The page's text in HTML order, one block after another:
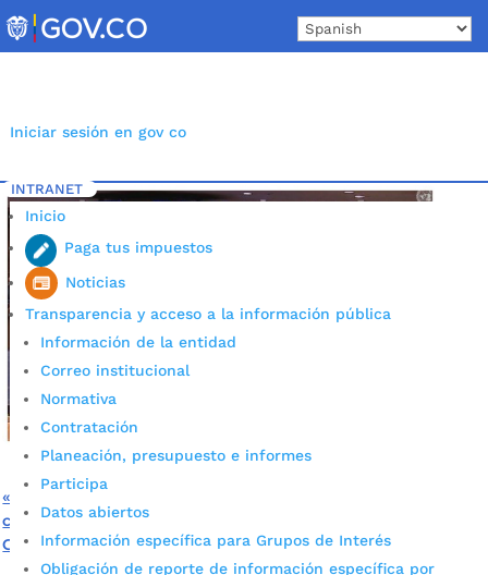
to
content
Iniciar sesión en gov co
INTRANET
Inicio
Paga tus impuestos
Noticias
Transparencia y acceso a la información pública
Información de la entidad
Correo institucional
Normativa
Contratación
Planeación, presupuesto e informes
Participa
Datos abiertos
Información específica para Grupos de Interés
Obligación de reporte de información específica por
Inicio 5 Etiqueta: migrantes Colombia
«Queremos que no vean a Bucaramanga como una
ciudad de paso, sino como su hogar»: Juan Carlos
Cárdenas